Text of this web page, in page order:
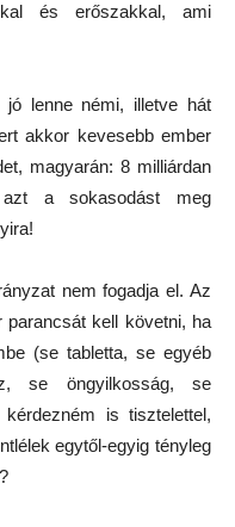
és erőszakkal, ami
jó lenne némi, illetve hát
akkor kevesebb ember
magyarán: 8 milliárdan
azt a sokasodást meg
nem fogadja el. Az
kell követni, ha
(se tabletta, se egyéb
se öngyilkosság, se
is tisztelettel,
egytől-egyig tényleg